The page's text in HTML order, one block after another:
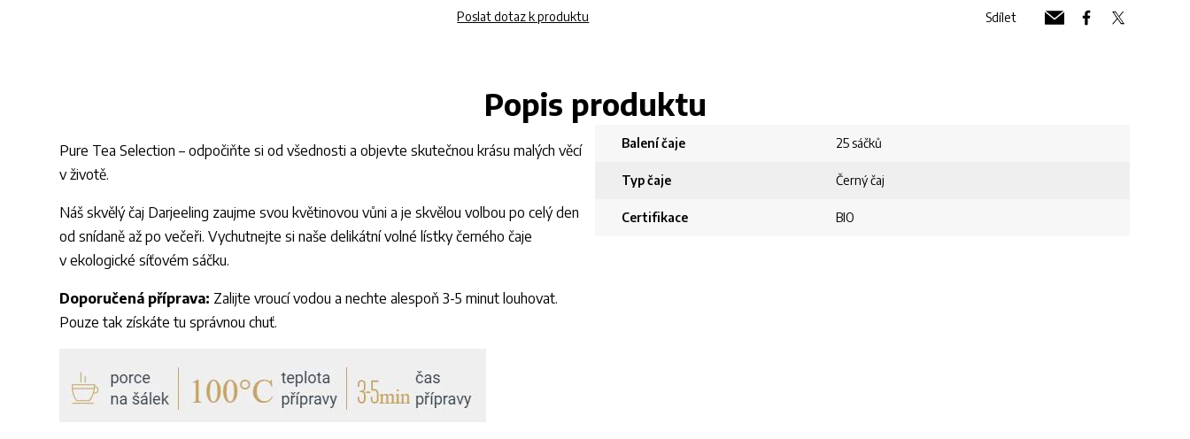
Poslat dotaz k produktu Sdílet
Popis produktu
Pure Tea Selection – odpočiňte si od všednosti a objevte skutečnou krásu malých věcí
v životě.
Náš skvělý čaj Darjeeling zaujme svou květinovou vůni a je skvělou volbou po celý den
od snídaně až po večeři. Vychutnejte si naše delikátní volné lístky černého čaje
v ekologické síťovém sáčku.
Doporučená příprava: Zalijte vroucí vodou a nechte alespoň 3-5 minut louhovat.
Pouze tak získáte tu správnou chuť.
Balení čaje 25 sáčků
Typ čaje Černý čaj
Certifikace BIO